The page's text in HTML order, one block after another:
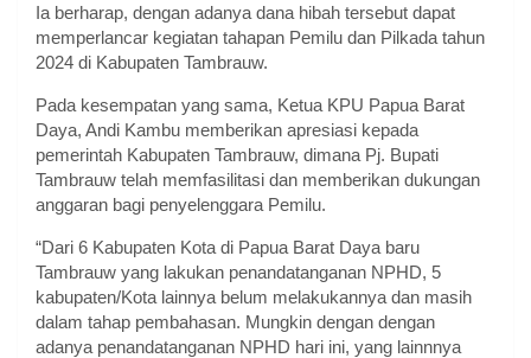
Ia berharap, dengan adanya dana hibah tersebut dapat
memperlancar kegiatan tahapan Pemilu dan Pilkada tahun
2024 di Kabupaten Tambrauw.
Pada kesempatan yang sama, Ketua KPU Papua Barat
Daya, Andi Kambu memberikan apresiasi kepada
pemerintah Kabupaten Tambrauw, dimana Pj. Bupati
Tambrauw telah memfasilitasi dan memberikan dukungan
anggaran bagi penyelenggara Pemilu.
“Dari 6 Kabupaten Kota di Papua Barat Daya baru
Tambrauw yang lakukan penandatanganan NPHD, 5
kabupaten/Kota lainnya belum melakukannya dan masih
dalam tahap pembahasan. Mungkin dengan dengan
adanya penandatanganan NPHD hari ini, yang lainnnya